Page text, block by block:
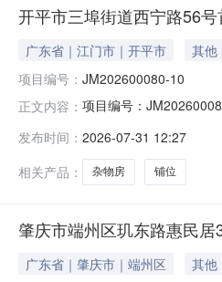
开平市三埠街道西宁路56
广东省｜江门市｜开平市 其他
项目编号： JM202600080-10
正文内容： 项目编号：
市公有企业资产管理有
发布时间： 2026-07-31 12:27
相关产品：
杂物房 铺位
肇庆市端州区玑东路惠民
广东省｜肇庆市｜端州区 其他